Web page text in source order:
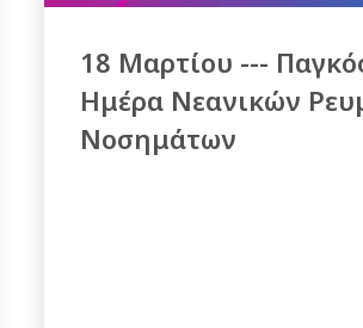
18 Μαρτίου ---
Ημέρα Νεανικών
Νοσημάτων